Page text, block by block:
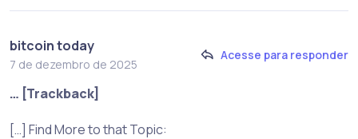
bitcoin today
7 de dezembro de 2025
Acesse para responder
… [Trackback]
[…] Find More to that Topic: